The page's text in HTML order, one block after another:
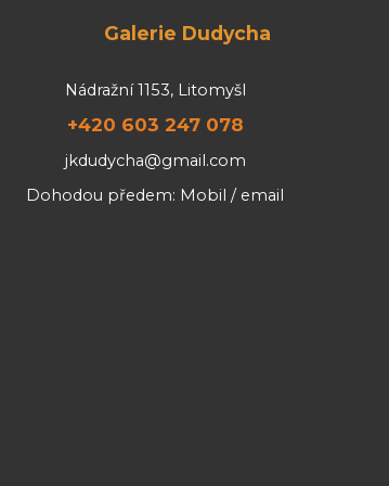
Galerie Dudycha
Nádražní 1153, Litomyšl
+420 603 247 078
jkdudycha@gmail.com
Dohodou předem: Mobil / email